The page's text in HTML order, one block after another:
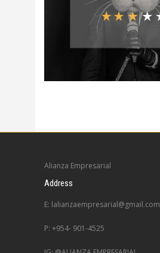
Alianza Empresarial
Address
E: lalianzaempresarial@gmail.com
P: +954- 901-4525